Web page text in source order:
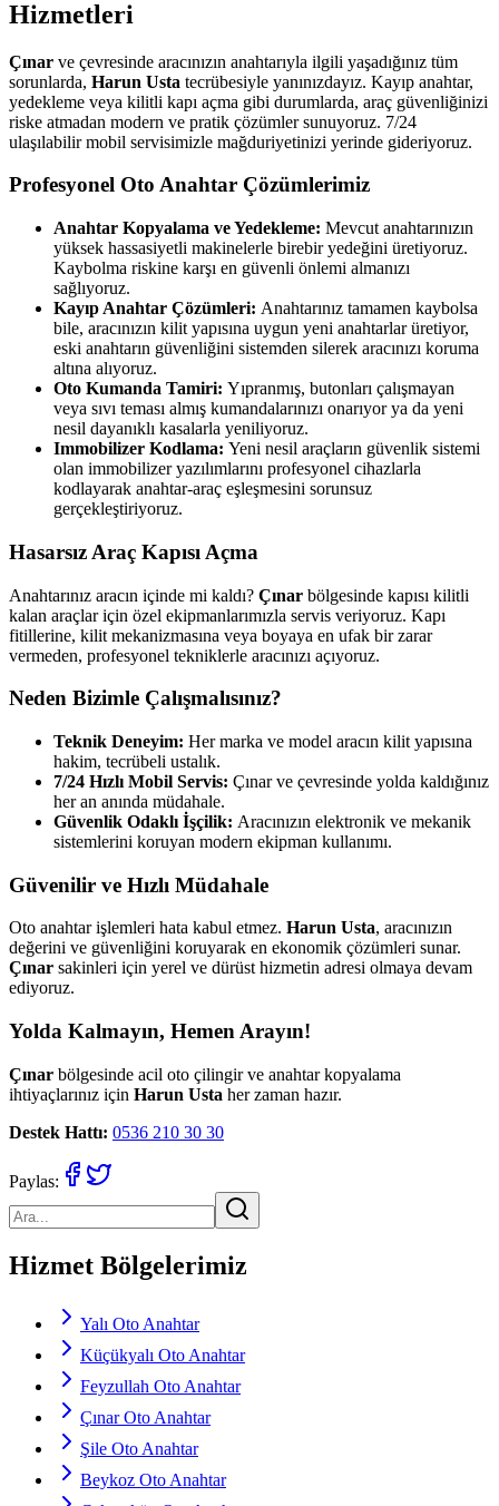
Hizmetleri
Çınar ve çevresinde aracınızın anahtarıyla ilgili yaşadığınız tüm
sorunlarda, Harun Usta tecrübesiyle yanınızdayız. Kayıp anahtar,
yedekleme veya kilitli kapı açma gibi durumlarda, araç güvenliğinizi
riske atmadan modern ve pratik çözümler sunuyoruz. 7/24
ulaşılabilir mobil servisimizle mağduriyetinizi yerinde gideriyoruz.
Profesyonel Oto Anahtar Çözümlerimiz
Anahtar Kopyalama ve Yedekleme: Mevcut anahtarınızın
yüksek hassasiyetli makinelerle birebir yedeğini üretiyoruz.
Kaybolma riskine karşı en güvenli önlemi almanızı
sağlıyoruz.
Kayıp Anahtar Çözümleri: Anahtarınız tamamen kaybolsa
bile, aracınızın kilit yapısına uygun yeni anahtarlar üretiyor,
eski anahtarın güvenliğini sistemden silerek aracınızı koruma
altına alıyoruz.
Oto Kumanda Tamiri: Yıpranmış, butonları çalışmayan
veya sıvı teması almış kumandalarınızı onarıyor ya da yeni
nesil dayanıklı kasalarla yeniliyoruz.
Immobilizer Kodlama: Yeni nesil araçların güvenlik sistemi
olan immobilizer yazılımlarını profesyonel cihazlarla
kodlayarak anahtar-araç eşleşmesini sorunsuz
gerçekleştiriyoruz.
Hasarsız Araç Kapısı Açma
Anahtarınız aracın içinde mi kaldı? Çınar bölgesinde kapısı kilitli
kalan araçlar için özel ekipmanlarımızla servis veriyoruz. Kapı
fitillerine, kilit mekanizmasına veya boyaya en ufak bir zarar
vermeden, profesyonel tekniklerle aracınızı açıyoruz.
Neden Bizimle Çalışmalısınız?
Teknik Deneyim: Her marka ve model aracın kilit yapısına
hakim, tecrübeli ustalık.
7/24 Hızlı Mobil Servis: Çınarve çevresinde yolda kaldığınız
her an anında müdahale.
Güvenlik Odaklı İşçilik: Aracınızın elektronik ve mekanik
sistemlerini koruyan modern ekipman kullanımı.
Güvenilir ve Hızlı Müdahale
Oto anahtar işlemleri hata kabul etmez. Harun Usta, aracınızın
değerini ve güvenliğini koruyarak en ekonomik çözümleri sunar.
Çınar sakinleri için yerel ve dürüst hizmetin adresi olmaya devam
ediyoruz.
Yolda Kalmayın, Hemen Arayın!
Çınar bölgesinde acil oto çilingir ve anahtar kopyalama
ihtiyaçlarınız için Harun Usta her zaman hazır.
Destek Hattı: 0536 210 30 30
Paylas:
Hizmet Bölgelerimiz
Yalı Oto Anahtar
Küçükyalı Oto Anahtar
Feyzullah Oto Anahtar
Çınar Oto Anahtar
Şile Oto Anahtar
Beykoz Oto Anahtar